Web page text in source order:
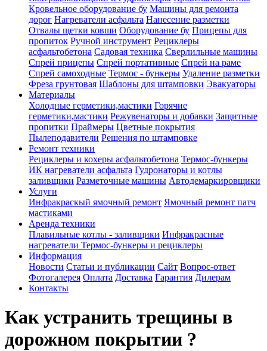
Кровельное оборудование бу Машины для ремонта
дорог Нагреватели асфальта Нанесение разметки
Отвалы щетки ковши Оборудование бу Прицепы для
пропиток Ручной инструмент Рециклеры
асфальтобетона Садовая техника Сверлильные машины
Спрей прицепы Спрей портативные Спрей на раме
Спрей самоходные Термос - бункеры Удаление разметки
Фреза грунтовая Шаблоны для штамповки Эвакуаторы
Материалы
Холодные герметики,мастики Горячие
герметики,мастики Режувенаторы и добавки Защитные
пропитки Праймеры Цветные покрытия
Пылеподавители Решения по штамповке
Ремонт техники
Рециклеры и кохеры асфальтобетона Термос-бункеры
ИК нагреватели асфальта Гудронаторы и котлы
заливщики Разметочные машины Автодемаркировщики
Услуги
Инфракраскый ямочный ремонт Ямочный ремонт патч
мастиками
Аренда техники
Плавильные котлы - заливщики Инфракрасные
нагреватели Термос-бункеры и рециклеры
Информация
Новости Статьи и публикации Сайт Вопрос-ответ
Фотогалерея Оплата Доставка Гарантия Дилерам
Контакты
Как устранить трещины в
дорожном покрытии ?